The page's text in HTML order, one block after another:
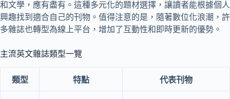
和文學，應有盡有。這種多元化的題材選擇，讓讀者能根據個人
興趣找到適合自己的刊物。值得注意的是，隨著數位化浪潮，許
多雜誌也轉型為線上平台，增加了互動性和即時更新的優勢。
主流英文雜誌類型一覽
類型 特點 代表刊物